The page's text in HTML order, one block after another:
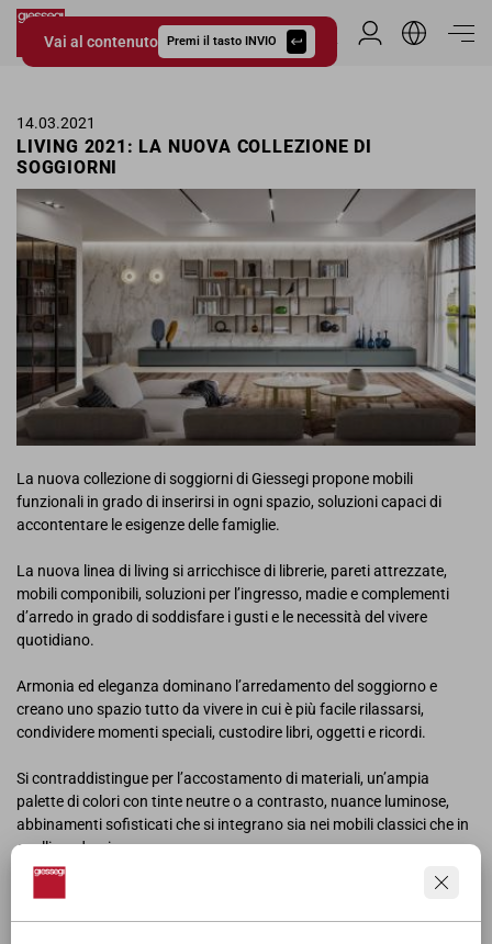
Vai al contenuto Premi il tasto INVIO
Giessegi.it
Area Riservata
14.03.2021
LIVING 2021: LA NUOVA COLLEZIONE DI
SOGGIORNI
La nuova collezione di soggiorni di Giessegi propone mobili
funzionali in grado di inserirsi in ogni spazio, soluzioni capaci di
accontentare le esigenze delle famiglie.
La nuova linea di living si arricchisce di librerie, pareti attrezzate,
mobili componibili, soluzioni per l’ingresso, madie e complementi
d’arredo in grado di soddisfare i gusti e le necessità del vivere
quotidiano.
Armonia ed eleganza dominano l’arredamento del soggiorno e
creano uno spazio tutto da vivere in cui è più facile rilassarsi,
condividere momenti speciali, custodire libri, oggetti e ricordi.
Si contraddistingue per l’accostamento di materiali, un’ampia
palette di colori con tinte neutre o a contrasto, nuance luminose,
abbinamenti sofisticati che si integrano sia nei mobili classici che in
quelli moderni.
Le soluzioni comprendono arredi dai grandi contrasti per un effetto